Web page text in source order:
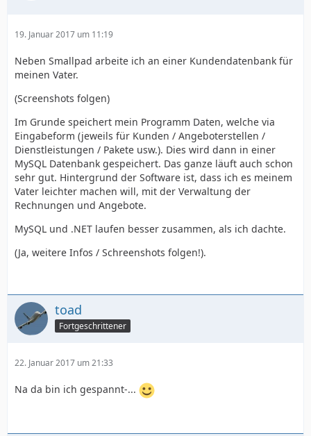
19. Januar 2017 um 11:19
Neben Smallpad arbeite ich an einer Kundendatenbank für
meinen Vater.
(Screenshots folgen)
Im Grunde speichert mein Programm Daten, welche via
Eingabeform (jeweils für Kunden / Angeboterstellen /
Dienstleistungen / Pakete usw.). Dies wird dann in einer
MySQL Datenbank gespeichert. Das ganze läuft auch schon
sehr gut. Hintergrund der Software ist, dass ich es meinem
Vater leichter machen will, mit der Verwaltung der
Rechnungen und Angebote.
MySQL und .NET laufen besser zusammen, als ich dachte.
(Ja, weitere Infos / Schreenshots folgen!).
toad
Fortgeschrittener
22. Januar 2017 um 21:33
Na da bin ich gespannt-...